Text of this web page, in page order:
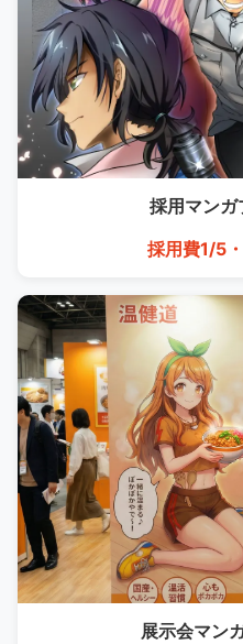
採用マンガ
採用費1/5
展示会マン